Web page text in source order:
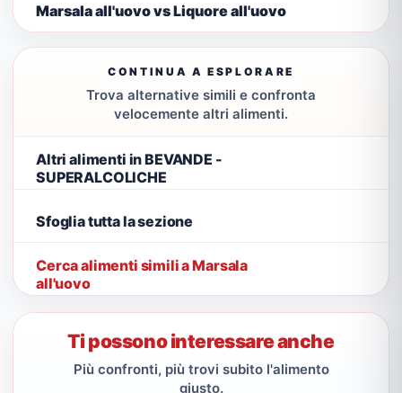
Marsala all'uovo vs Liquore all'uovo
CONTINUA A ESPLORARE
Trova alternative simili e confronta
velocemente altri alimenti.
Altri alimenti in BEVANDE -
SUPERALCOLICHE
Sfoglia tutta la sezione
Cerca alimenti simili a Marsala
all'uovo
Ti possono interessare anche
Più confronti, più trovi subito l'alimento
giusto.